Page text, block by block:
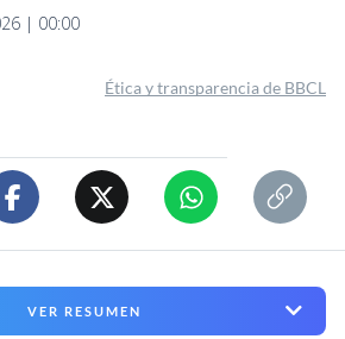
| 00:00
Ética y transparencia de BBCL
VER RESUMEN